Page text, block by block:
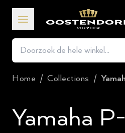
Home / Collections /
Yamaha